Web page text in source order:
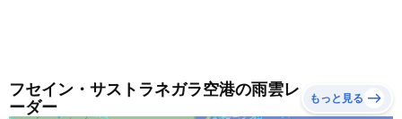
フセイン・サストラネガラ空港の雨雲レ
ーダー
もっと見る